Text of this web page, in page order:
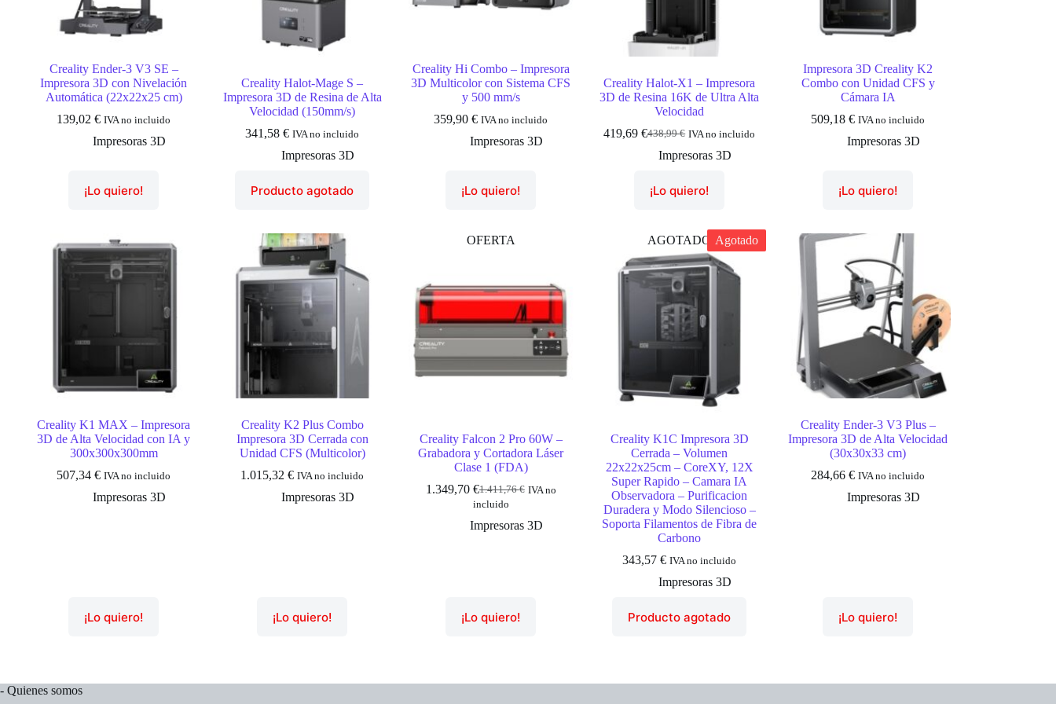
Creality Ender-3 V3 SE –
Impresora 3D con Nivelación
Automática (22x22x25 cm)
139,02€ IVA no incluido
Impresoras 3D
¡Lo quiero!
Creality Halot-Mage S –
Impresora 3D de Resina de Alta
Velocidad (150mm/s)
341,58€ IVA no incluido
Impresoras 3D
Producto agotado
Creality Hi Combo – Impresora
3D Multicolor con Sistema CFS
y 500 mm/s
359,90€ IVA no incluido
Impresoras 3D
¡Lo quiero!
Creality Halot-X1 – Impresora
3D de Resina 16K de Ultra Alta
Velocidad
438,99€
El
precio
438,99 €.
419,69€El
precio
419,69 €.
IVA no incluido
Impresoras 3D
¡Lo quiero!
Impresora 3D Creality K2
Combo con Unidad CFS y
Cámara IA
509,18€ IVA no incluido
Impresoras 3D
¡Lo quiero!
Creality K1 MAX – Impresora
3D de Alta Velocidad con IA y
300x300x300mm
507,34€ IVA no incluido
Impresoras 3D
¡Lo quiero!
Creality K2 Plus Combo
Impresora 3D Cerrada con
Unidad CFS (Multicolor)
1.015,32€ IVA no incluido
Impresoras 3D
¡Lo quiero!
OFERTA
Creality Falcon 2 Pro 60W –
Grabadora y Cortadora Láser
Clase 1 (FDA)
1.411,76€
El
precio
original
1.349,70 €
El
precio
actual
IVA no
incluido
Impresoras 3D
¡Lo quiero!
AGOTADO Agotado
Creality K1C Impresora 3D
Cerrada – Volumen
22x22x25cm – CoreXY, 12X
Super Rapido – Camara IA
Observadora – Purificacion
Duradera y Modo Silencioso –
Soporta Filamentos de Fibra de
Carbono
343,57€ IVA no incluido
Impresoras 3D
Producto agotado
Creality Ender-3 V3 Plus –
Impresora 3D de Alta Velocidad
(30x30x33 cm)
284,66€ IVA no incluido
Impresoras 3D
¡Lo quiero!
- Quienes somos